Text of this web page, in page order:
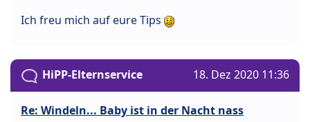
Ich freu mich auf eure Tips
HiPP-Elternservice 18. Dez 2020 11:36
Re: Windeln... Baby ist in der Nacht nass